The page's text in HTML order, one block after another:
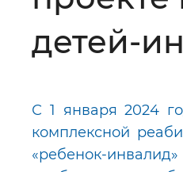
Звуковой
детей-
С 1 января 2024
комплексной
«ребенок-